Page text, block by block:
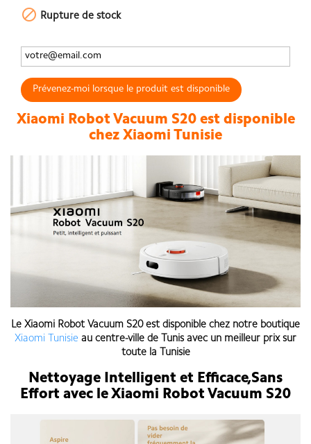
 Rupture de stock
Prévenez-moi lorsque le produit est disponible
Xiaomi Robot Vacuum S20 est disponible
chez Xiaomi Tunisie
Le Xiaomi Robot Vacuum S20est disponible chez notre boutique
Xiaomi Tunisie au centre-ville de Tunis avec un meilleur prix sur
toute la Tunisie
Nettoyage Intelligent et Efficace,Sans
Effort avec le Xiaomi Robot Vacuum S20